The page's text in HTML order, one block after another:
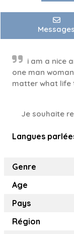
Messages
i am a nice
one man
matter what life
Je souhaite
Langues
Genre
Age
Pays
Région